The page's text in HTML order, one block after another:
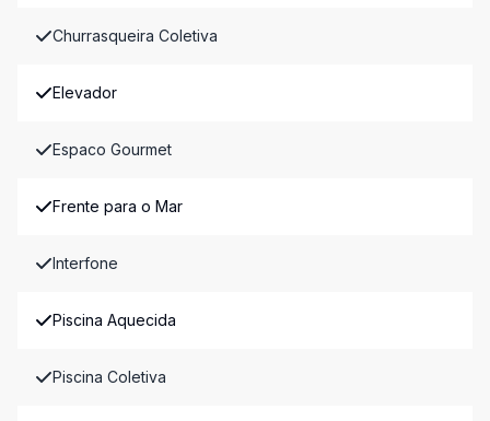
Churrasqueira Coletiva
Elevador
Espaco Gourmet
Frente para o Mar
Interfone
Piscina Aquecida
Piscina Coletiva